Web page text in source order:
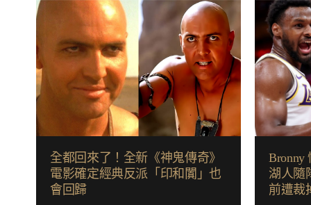
全都回來了！全新《神鬼傳奇》
電影確定經典反派「印和闐」也
會回歸
Bronny
湖人隨
前遭裁